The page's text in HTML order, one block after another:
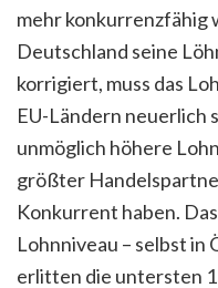
mehr konkurrenzfähig
Deutschland seine
korrigiert, muss das
EU-Ländern neuerlich
unmöglich höhere
größter
Konkurrent haben.
Lohnniveau – selbst
erlitten die untersten